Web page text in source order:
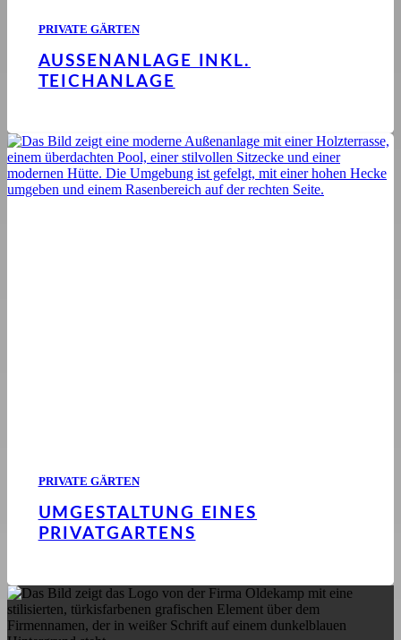
PRIVATE GÄRTEN
AUSSENANLAGE INKL. T
EICHANLAGE
PRIVATE GÄRTEN
UMGESTALTUNG EINES
PRIVATGARTENS